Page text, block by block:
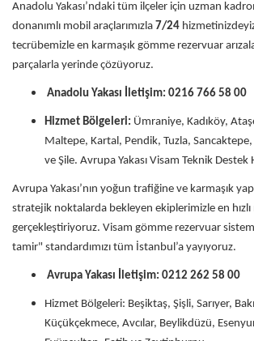
Anadolu Yakası’ndaki tüm ilçeler için uzman
donanımlı mobil araçlarımızla 7/24
tecrübemizle en karmaşık gömme rezervuar
parçalarla yerinde çözüyoruz.
Anadolu Yakası İletişim: 0216 766 58 00
Hizmet Bölgeleri: Ümraniye, Kadıköy,
Maltepe, Kartal, Pendik, Tuzla,
ve Şile. Avrupa Yakası Visam Teknik Destek
Avrupa Yakası’nın yoğun trafiğine ve karmaşık
stratejik noktalarda bekleyen ekiplerimizle en
gerçekleştiriyoruz. Visam gömme rezervuar
tamir" standardımızı tüm İstanbul’a yayıyoruz.
Avrupa Yakası İletişim: 0212 262 58 00
Hizmet Bölgeleri: Beşiktaş, Şişli, Sarıyer,
Küçükçekmece, Avcılar, Beylikdüzü,